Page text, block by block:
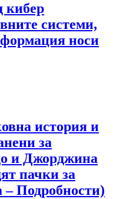
кибер
системи,
носи
история и
за
и Джорджина
пачки за
– Подробности)